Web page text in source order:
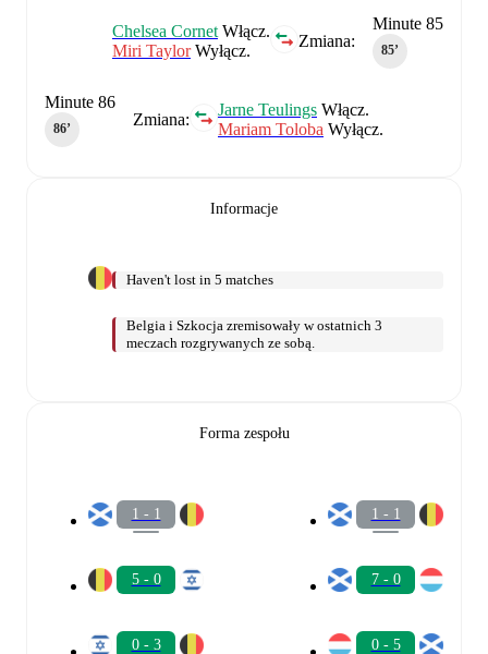
Minute 85
85‎’‎
Zmiana:
Chelsea Cornet Włącz.
Miri TaylorWyłącz.
Zmiana:
Jarne Teulings Włącz.
Mariam Toloba Wyłącz.
Minute 86
86‎’‎
Informacje
Haven't lost in 5 matches
Belgia i Szkocja zremisowały w ostatnich 3
meczach rozgrywanych ze sobą.
Forma zespołu
1 - 1
5 - 0
0 - 3
1 - 1
7 - 0
0 - 5